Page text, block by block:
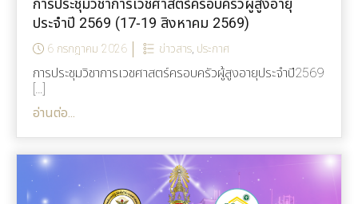
การประชุมวิชาการเวชศาสตร์ครอบครัวผู้สูงอายุ
ประจำปี 2569 (17-19 สิงหาคม 2569)
6 กรกฎาคม 2026 ข่าวสาร, ประกาศ
การประชุมวิชาการเวชศาสตร์ครอบครัวผู้สูงอายุประจำปี2569
[…]
อ่านต่อ...